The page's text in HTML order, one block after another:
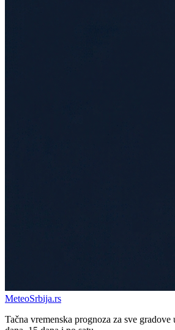
MeteoSrbija.rs
Tačna vremenska prognoza za sve